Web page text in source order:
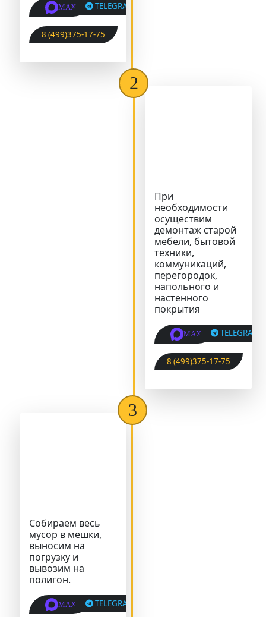
MAX TELEGRAM
8 (499)375-17-75
При
необходимости
осуществим
демонтаж старой
мебели, бытовой
техники,
коммуникаций,
перегородок,
напольного и
настенного
покрытия
MAX TELEGRAM
8 (499)375-17-75
Собираем весь
мусор в мешки,
выносим на
погрузку и
вывозим на
полигон.
MAX TELEGRAM